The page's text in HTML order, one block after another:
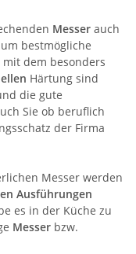
Messer auch
bestmögliche
dem besonders
Härtung sind
die gute
Sie ob beruflich
der Firma
Messer werden
Ausführungen
es in der Küche zu
Messer bzw.